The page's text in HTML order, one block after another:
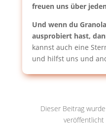
freuen uns über
Und wenn du
ausprobiert hast,
kannst auch eine
und hilfst uns und
Dieser Beitrag
veröffentlicht